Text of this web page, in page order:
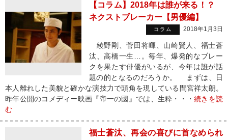
【コラム】2018年は誰が来る！？
ネクストブレーカー【男優編】
コラム 2018年1月3日
綾野剛、菅田将暉、山崎賢人、福士蒼
汰、高橋一生…。毎年、爆発的なブレー
クを果たす俳優がいるが、今年は誰が話
題の的となるのだろうか。 まずは、日
本人離れした美貌と確かな演技力で頭角を現している間宮祥太朗。
昨年公開のコメディー映画『帝一の國』では、生粋・・・続きを読
む
福士蒼汰、再会の喜びに首なめられ